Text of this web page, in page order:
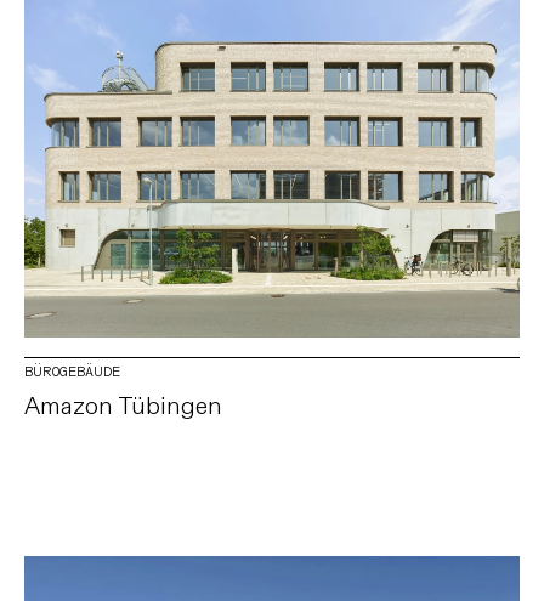
BÜROGEBÄUDE
Amazon Tübingen